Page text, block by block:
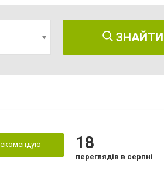
ЗНАЙТИ
18
переглядів в серпні